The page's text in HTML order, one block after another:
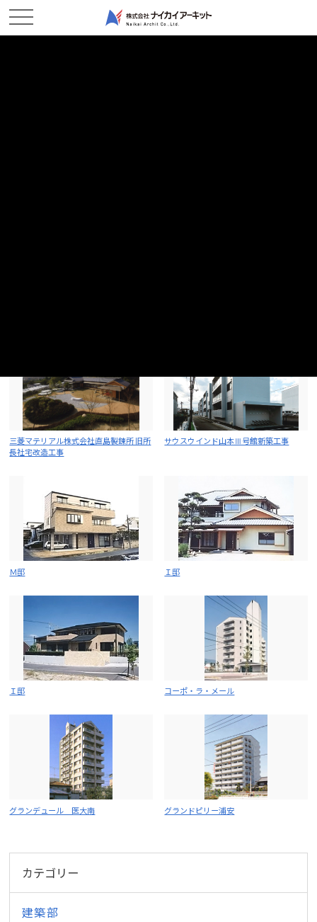
三菱マテリアル株式会社直島製錬所 旧所
長社宅改造工事
サウスウインド山本Ⅲ号館新築工事
Ｍ邸 Ｉ邸
Ｉ邸 コーポ・ラ・メール
グランデュール 医大南 グランドピリー浦安
カテゴリー
建築部